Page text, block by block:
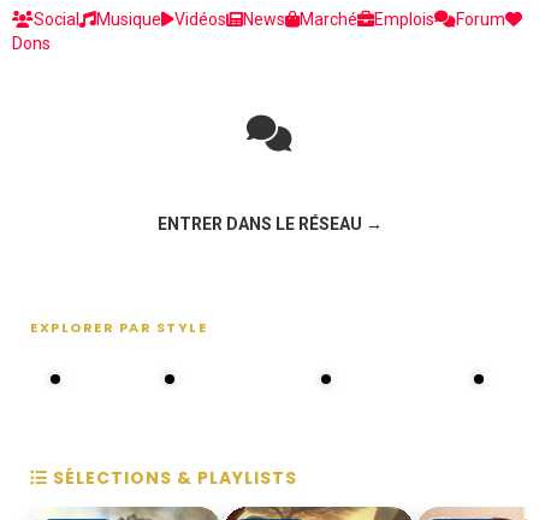
Social Musique Vidéos News Marché Emplois
Forum
Dons
ENTRER DANS LE RÉSEAU →
EXPLORER PAR STYLE
SÉLECTIONS & PLAYLISTS